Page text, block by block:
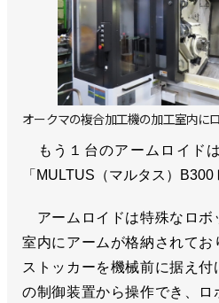
オークマの複合加工機の加工室内に
もう１台のアームロイド
「MULTUS（マルタス）
アームロイドは特殊なロボ
室内にアームが格納されてお
ストッカーを機械前に据え
の制御装置から操作でき、